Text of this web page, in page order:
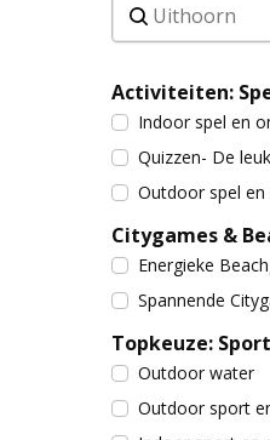
Activiteiten:
Indoor spel en
Quizzen- De
Outdoor spel
Citygames &
Energieke
Spannende
Topkeuze:
Outdoor water
Outdoor sport